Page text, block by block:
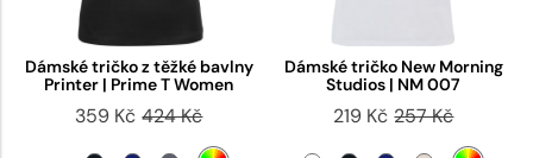
Dámské tričko z těžké bavlny
Printer | Prime T Women
359 Kč 424 Kč
Dámské tričko New Morning
Studios | NM 007
219 Kč 257 Kč